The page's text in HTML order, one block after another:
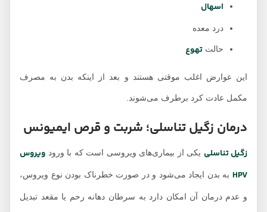
اسهال
درد معده
حالتتهوع
این عوارض اغلب موقتی هستند و بعد از اینکه بدن به مصرف
مکمل عادت کرد برطرف می‌شوند.
درمان زگیل تناسلی؛ شربت و قرص ایمیونس
زگیل تناسلییکی از بیماری‌های ویروسی است که با ورودویروس
به بدن ایجاد می‌شود و در صورت خطرناک بودن نوع ویروس،
و عدم درمان آن امکان دارد به سرطان دهانه رحم یا مقعد تبدیل